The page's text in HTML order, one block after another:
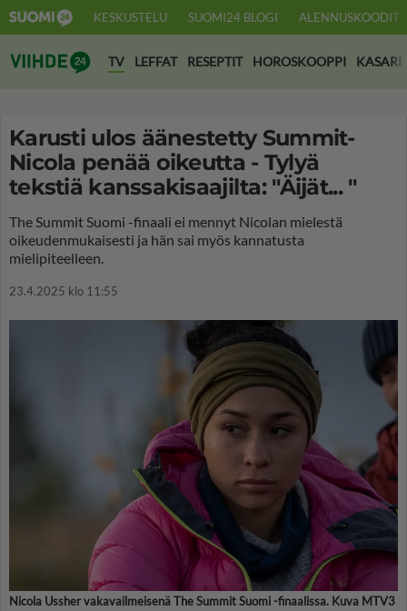
KESKUSTELU SUOMI24 BLOGI ALENNUSKOODIT
Suomi24 Viihde
TV LEFFAT RESEPTIT HOROSKOOPPI KASARI
Karusti ulos äänestetty Summit-
Nicola penää oikeutta - Tylyä
tekstiä kanssakisaajilta: "Äijät... "
The Summit Suomi -finaali ei mennyt Nicolan mielestä
oikeudenmukaisesti ja hän sai myös kannatusta
mielipiteelleen.
23.4.2025 klo 11:55
Nicola Ussher vakavailmeisenä The Summit Suomi -finaalissa. Kuva MTV3